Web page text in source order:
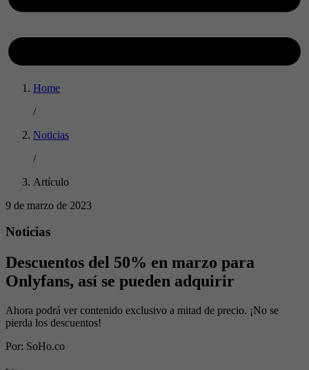
Home
/
Noticias
/
Artículo
9 de marzo de 2023
Noticias
Descuentos del 50% en marzo para
Onlyfans, así se pueden adquirir
Ahora podrá ver contenido exclusivo a mitad de precio. ¡No se
pierda los descuentos!
Por: SoHo.co